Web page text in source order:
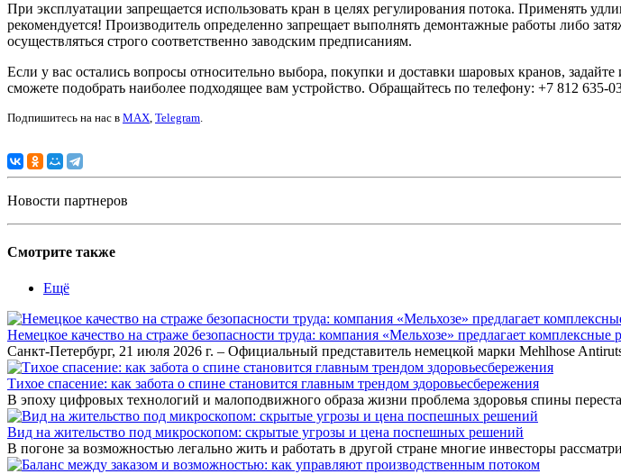
При эксплуатации запрещается использовать кран в целях регулирования потока. Применять
рекомендуется! Производитель определенно запрещает выполнять демонтажные работы либо
осуществляться строго соответственно заводским предписаниям.
Если у вас остались вопросы относительно выбора, покупки и доставки шаровых кранов,
сможете подобрать наиболее подходящее вам устройство. Обращайтесь по телефону: +7 812 635-
Подпишитесь на нас в MAX, Telegram.
Новости партнеров
Смотрите также
Ещё
Немецкое качество на страже безопасности труда: компания «Мельхозе» предлагает
Санкт-Петербург, 21 июля 2026 г. – Официальный представитель немецкой марки Mehlhose
Тихое спасение: как забота о спине становится главным трендом здоровьесбережения
В эпоху цифровых технологий и малоподвижного образа жизни проблема здоровья спины
Вид на жительство под микроскопом: скрытые угрозы и цена поспешных решений
В погоне за возможностью легально жить и работать в другой стране многие инвесторы